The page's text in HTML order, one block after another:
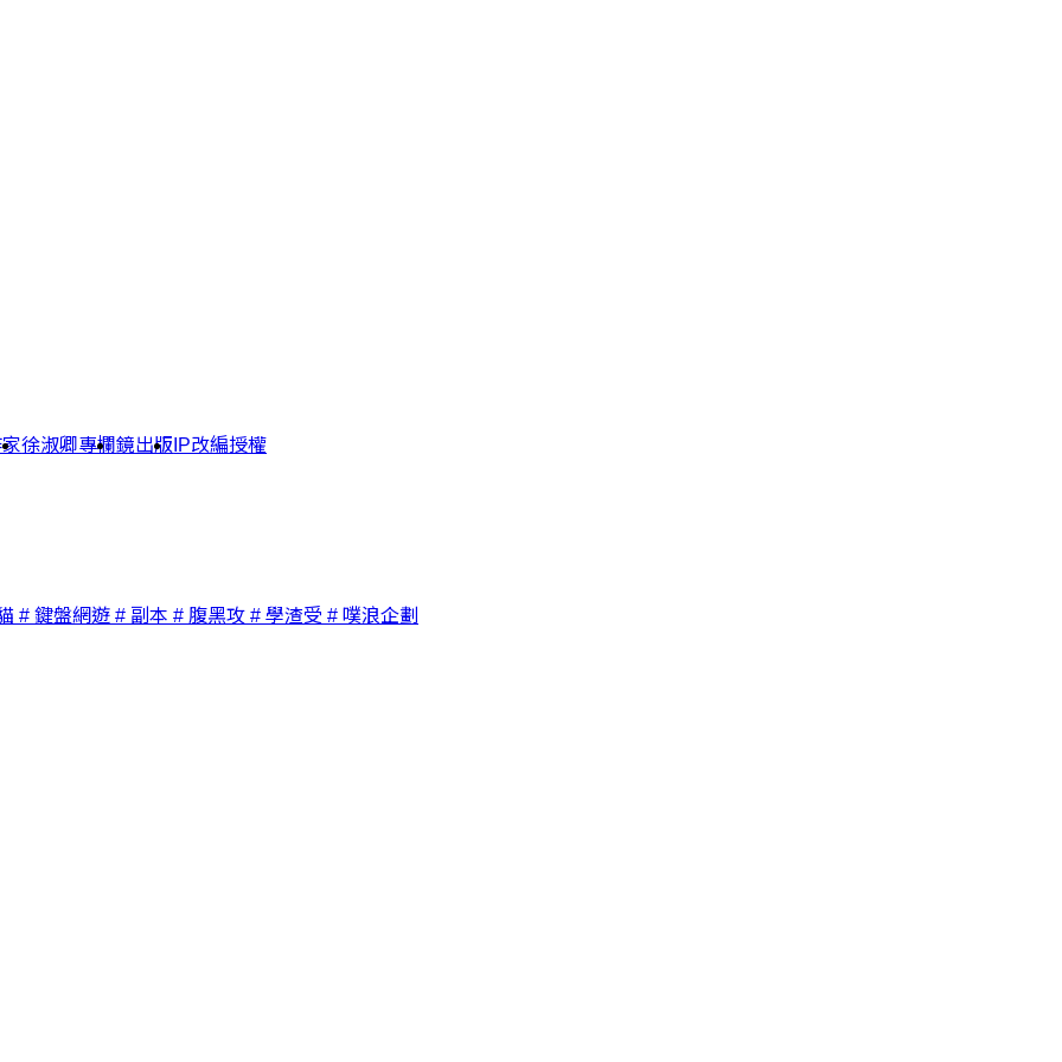
徐淑卿專欄鏡出版 IP改編授權
# 鍵盤網遊 # 副本 # 腹黑攻 # 學渣受 # 噗浪企劃